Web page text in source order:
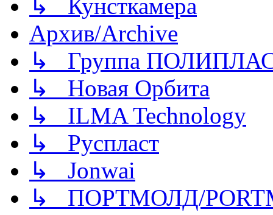
↳ Кунсткамера
Архив/Archive
↳ Группа
↳ Новая Орбита
↳ ILMA Technology
↳ Руспласт
↳ Jonwai
↳ ПОРТМОЛД/